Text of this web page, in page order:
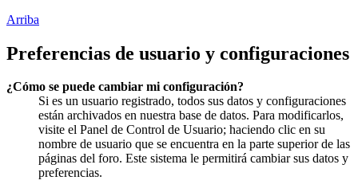
Arriba
Preferencias de usuario y configuraciones
¿Cómo se puede cambiar mi configuración?
Si es un usuario registrado, todos sus datos y configuraciones
están archivados en nuestra base de datos. Para modificarlos,
visite el Panel de Control de Usuario; haciendo clic en su
nombre de usuario que se encuentra en la parte superior de las
páginas del foro. Este sistema le permitirá cambiar sus datos y
preferencias.